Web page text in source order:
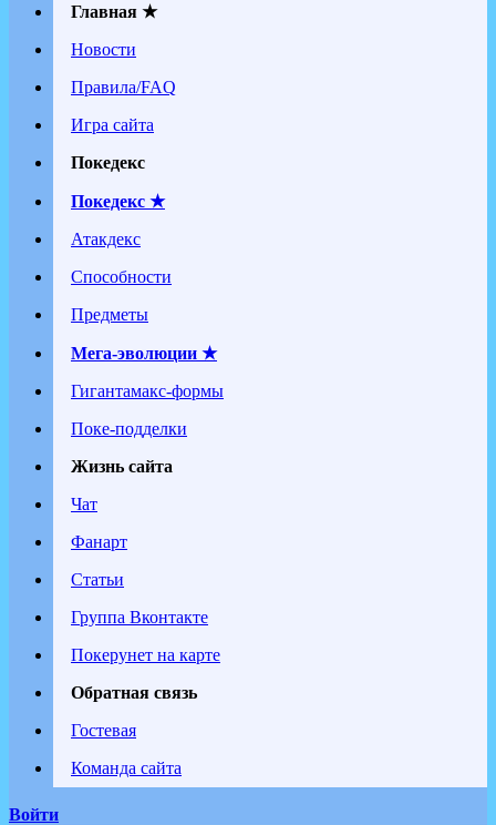
Главная ★
Новости
Правила/FAQ
Игра сайта
Покедекс
Покедекс ★
Атакдекс
Способности
Предметы
Мега-эволюции ★
Гигантамакс-формы
Поке-подделки
Жизнь сайта
Чат
Фанарт
Статьи
Группа Вконтакте
Покерунет на карте
Обратная связь
Гостевая
Команда сайта
Войти